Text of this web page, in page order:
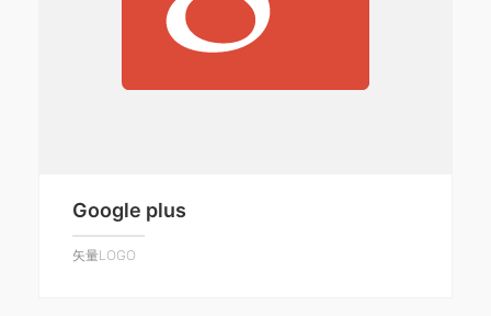
Google plus
矢量LOGO